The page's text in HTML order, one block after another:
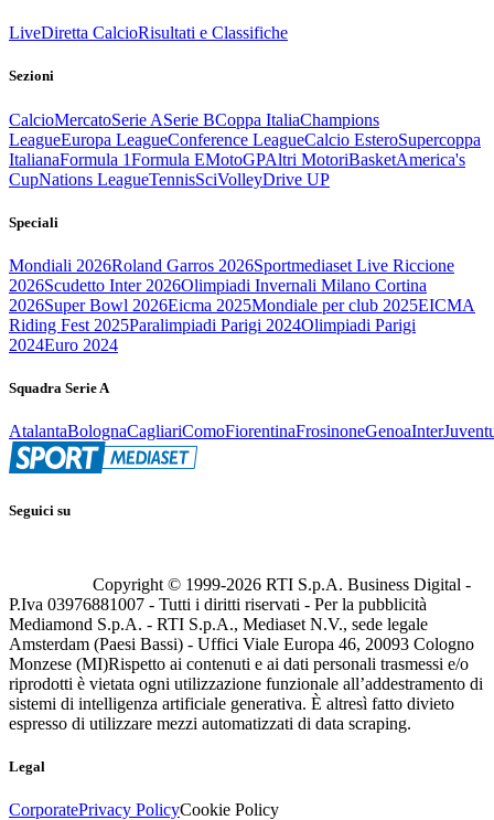
LiveDiretta CalcioRisultati e Classifiche
Sezioni
CalcioMercatoSerie ASerie BCoppa ItaliaChampions
LeagueEuropa LeagueConference LeagueCalcio EsteroSupercoppa
ItalianaFormula 1Formula EMotoGPAltri MotoriBasketAmerica's
CupNations LeagueTennisSciVolleyDrive UP
Speciali
Mondiali 2026Roland Garros 2026Sportmediaset Live Riccione
2026Scudetto Inter 2026Olimpiadi Invernali Milano Cortina
2026Super Bowl 2026Eicma 2025Mondiale per club 2025EICMA
Riding Fest 2025Paralimpiadi Parigi 2024Olimpiadi Parigi
2024Euro 2024
Squadra Serie A
AtalantaBolognaCagliariComoFiorentinaFrosinoneGenoaInter
Seguici su
Copyright © 1999-2026 RTI S.p.A. Business Digital -
P.Iva 03976881007 - Tutti i diritti riservati - Per la pubblicità
Mediamond S.p.A. - RTI S.p.A., Mediaset N.V., sede legale
Amsterdam (Paesi Bassi) - Uffici Viale Europa 46, 20093 Cologno
Monzese (MI)Rispetto ai contenuti e ai dati personali trasmessi e/o
riprodotti è vietata ogni utilizzazione funzionale all’addestramento di
sistemi di intelligenza artificiale generativa. È altresì fatto divieto
espresso di utilizzare mezzi automatizzati di data scraping.
Legal
CorporatePrivacy PolicyCookie Policy